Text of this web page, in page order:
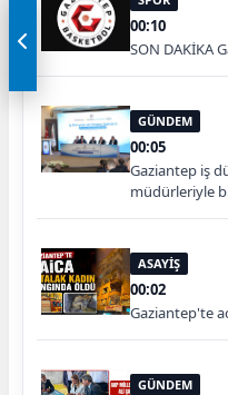
00:10
SON DAKİKA
GÜNDEM
00:05
Gaziantep iş
müdürleriyle
ASAYİŞ
00:02
Gaziantep'te
GÜNDEM